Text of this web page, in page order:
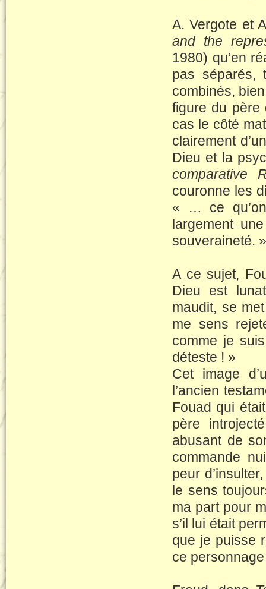
A. Vergote et
and the
1980) qu’en
pas séparés,
combinés,
figure du père
cas le côté
clairement
Dieu et la
comparative
couronne les
« … ce
largement
souveraineté. »
A ce sujet,
Dieu est
maudit, se
me sens
comme je
déteste ! »
Cet image
l’ancien
Fouad qui
père
abusant de
commande
peur
le sens
ma part pour
s’il lui était
que je puisse
ce